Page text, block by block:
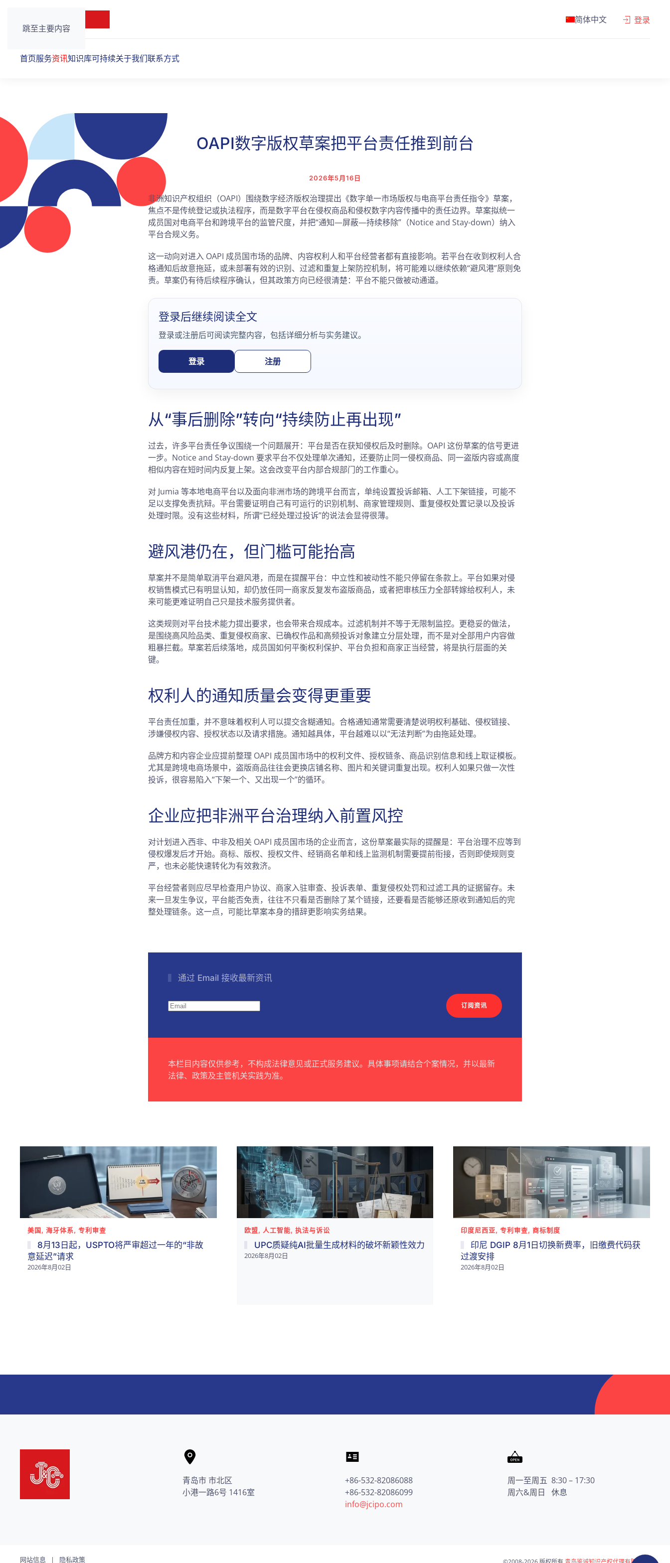
跳至主要内容
简体中文 登录
首页服务资讯知识库可持续关于我们联系方式
OAPI数字版权草案把平台责任推到前台
2026年5月16日
非洲知识产权组织（OAPI）围绕数字经济版权治理提出《数字单一市场版权与电商平台责任指令》草案，
焦点不是传统登记或执法程序，而是数字平台在侵权商品和侵权数字内容传播中的责任边界。草案拟统一
成员国对电商平台和跨境平台的监管尺度，并把“通知—屏蔽—持续移除”（Notice and Stay-down）纳入
平台合规义务。
这一动向对进入 OAPI 成员国市场的品牌、内容权利人和平台经营者都有直接影响。若平台在收到权利人合
格通知后故意拖延，或未部署有效的识别、过滤和重复上架防控机制，将可能难以继续依赖“避风港”原则免
责。草案仍有待后续程序确认，但其政策方向已经很清楚：平台不能只做被动通道。
登录后继续阅读全文
登录或注册后可阅读完整内容，包括详细分析与实务建议。
登录 注册
从“事后删除”转向“持续防止再出现”
过去，许多平台责任争议围绕一个问题展开：平台是否在获知侵权后及时删除。OAPI 这份草案的信号更进
一步。Notice and Stay-down 要求平台不仅处理单次通知，还要防止同一侵权商品、同一盗版内容或高度
相似内容在短时间内反复上架。这会改变平台内部合规部门的工作重心。
对 Jumia 等本地电商平台以及面向非洲市场的跨境平台而言，单纯设置投诉邮箱、人工下架链接，可能不
足以支撑免责抗辩。平台需要证明自己有可运行的识别机制、商家管理规则、重复侵权处置记录以及投诉
处理时限。没有这些材料，所谓“已经处理过投诉”的说法会显得很薄。
避风港仍在，但门槛可能抬高
草案并不是简单取消平台避风港，而是在提醒平台：中立性和被动性不能只停留在条款上。平台如果对侵
权销售模式已有明显认知，却仍放任同一商家反复发布盗版商品，或者把审核压力全部转嫁给权利人，未
来可能更难证明自己只是技术服务提供者。
这类规则对平台技术能力提出要求，也会带来合规成本。过滤机制并不等于无限制监控。更稳妥的做法，
是围绕高风险品类、重复侵权商家、已确权作品和高频投诉对象建立分层处理，而不是对全部用户内容做
粗暴拦截。草案若后续落地，成员国如何平衡权利保护、平台负担和商家正当经营，将是执行层面的关
键。
权利人的通知质量会变得更重要
平台责任加重，并不意味着权利人可以提交含糊通知。合格通知通常需要清楚说明权利基础、侵权链接、
涉嫌侵权内容、授权状态以及请求措施。通知越具体，平台越难以以“无法判断”为由拖延处理。
品牌方和内容企业应提前整理 OAPI 成员国市场中的权利文件、授权链条、商品识别信息和线上取证模板。
尤其是跨境电商场景中，盗版商品往往会更换店铺名称、图片和关键词重复出现。权利人如果只做一次性
投诉，很容易陷入“下架一个、又出现一个”的循环。
企业应把非洲平台治理纳入前置风控
对计划进入西非、中非及相关 OAPI 成员国市场的企业而言，这份草案最实际的提醒是：平台治理不应等到
侵权爆发后才开始。商标、版权、授权文件、经销商名单和线上监测机制需要提前衔接，否则即使规则变
严，也未必能快速转化为有效救济。
平台经营者则应尽早检查用户协议、商家入驻审查、投诉表单、重复侵权处罚和过滤工具的证据留存。未
来一旦发生争议，平台能否免责，往往不只看是否删除了某个链接，还要看是否能够还原收到通知后的完
整处理链条。这一点，可能比草案本身的措辞更影响实务结果。
通过 Email 接收最新资讯
订阅资讯
本栏目内容仅供参考，不构成法律意见或正式服务建议。具体事项请结合个案情况，并以最新
法律、政策及主管机关实践为准。
美国, 海牙体系, 专利审查
8月13日起，USPTO将严审超过一年的“非故
意延迟”请求
2026年8月02日
欧盟, 人工智能, 执法与诉讼
UPC质疑纯AI批量生成材料的破坏新颖性效力
2026年8月02日
印度尼西亚, 专利审查, 商标制度
印尼 DGIP 8月1日切换新费率，旧缴费代码获
过渡安排
2026年8月02日
青岛市 市北区
小港一路6号 1416室
+86-532-82086088
+86-532-82086099
info@jcipo.com
周一至周五 8:30 – 17:30
周六&周日 休息
网站信息 | 隐私政策